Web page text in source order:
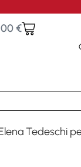
€
Tedeschi